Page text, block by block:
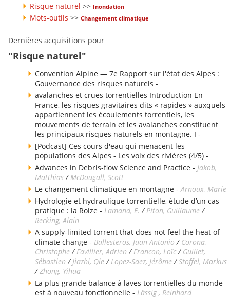
Risque naturel >> Inondation
Mots-outils >> Changement climatique
Dernières acquisitions pour
"Risque naturel"
Convention Alpine — 7e Rapport sur l'état des Alpes :
Gouvernance des risques naturels -
avalanches et crues torrentielles Introduction En
France, les risques gravitaires dits « rapides » auxquels
appartiennent les écoulements torrentiels, les
mouvements de terrain et les avalanches constituent
les principaux risques naturels en montagne. I -
[Podcast] Ces cours d'eau qui menacent les
populations des Alpes - Les voix des rivières (4/5) -
Advances in Debris-flow Science and Practice - Jakob,
Matthias/McDougall, Scott
Le changement climatique en montagne -Arnoux, Marie
Hydrologie et hydraulique torrentielle, étude d’un cas
pratique : la Roize - Lamand, E. / Piton, Guillaume/
Recking, Alain
A supply-limited torrent that does not feel the heat of
climate change - Ballesteros, Juan Antonio / Corona,
Christophe/ Favillier, Adrien / Francon, Loïc/ Guillet,
Sébastien / Jiazhi, Qie/ Lopez-Saez, Jérôme/Stoffel, Markus
/Zhong, Yihua
La plus grande balance à laves torrentielles du monde
est à nouveau fonctionnelle - Lässig , Reinhard